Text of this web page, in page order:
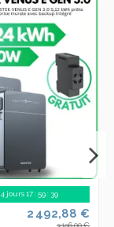
jours 17:59: 38
2 492,88 €
3 196,00 €